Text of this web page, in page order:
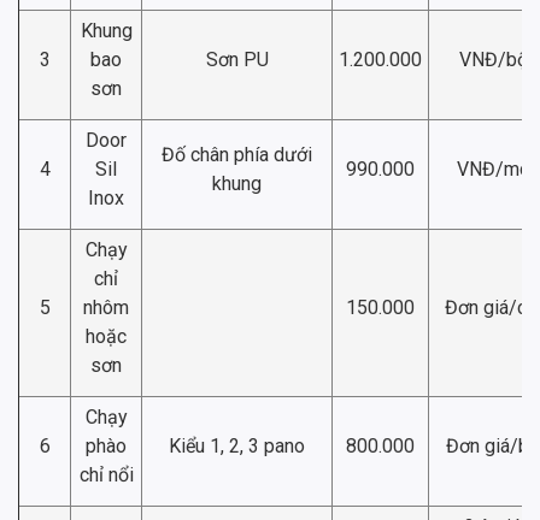
3
Khung
bao
sơn
Sơn PU 1.200.000 VNĐ/bộ
4
Door
Sil
Inox
Đố chân phía dưới
khung
990.000 VNĐ/md
5
Chạy
chỉ
nhôm
hoặc
sơn
150.000 Đơn giá/chỉ
6
Chạy
phào
chỉ nổi
Kiểu 1, 2, 3 pano 800.000 Đơn giá/bộ